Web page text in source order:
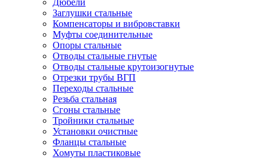
Дюбели
Заглушки стальные
Компенсаторы и вибровставки
Муфты соединительные
Опоры стальные
Отводы стальные гнутые
Отводы стальные крутоизогнутые
Отрезки трубы ВГП
Переходы стальные
Резьба стальная
Сгоны стальные
Тройники стальные
Установки очистные
Фланцы стальные
Хомуты пластиковые